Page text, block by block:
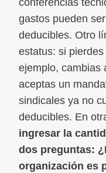
conferencias
gastos pueden
deducibles. Otro
estatus: si
ejemplo, cambias
aceptas un
sindicales ya no
deducibles. En
ingresar la
dos preguntas:
organización es